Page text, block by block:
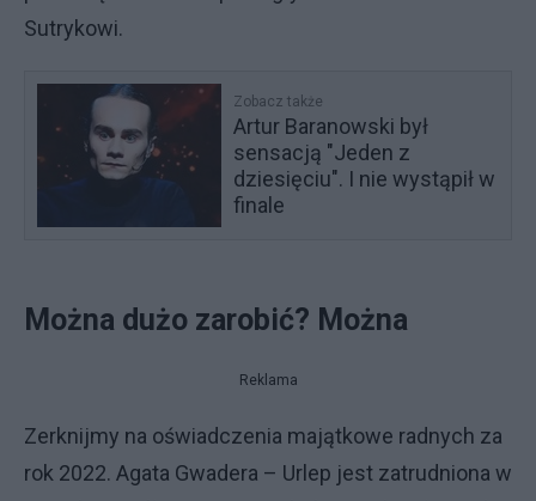
Sutrykowi.
Zobacz także
Artur Baranowski był
sensacją "Jeden z
dziesięciu". I nie wystąpił w
finale
Można dużo zarobić? Można
Reklama
Zerknijmy na oświadczenia majątkowe radnych za
rok 2022. Agata Gwadera – Urlep jest zatrudniona w